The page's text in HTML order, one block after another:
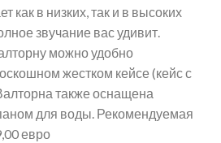
как в низких, так и в высоких
звучание вас удивит.
можно удобно
жестком кейсе (кейс с
также оснащена
для воды. Рекомендуемая
евро